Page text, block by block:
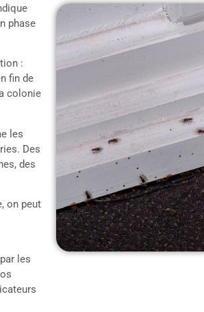
phase
:
fin de
colonie
les
Des
des
on peut
les